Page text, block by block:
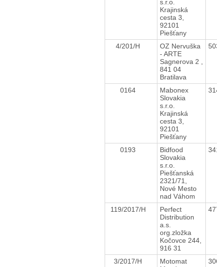
s.r.o.
Krajinská
cesta 3,
92101
Piešťany
4/201/H
OZ Nervuška
- ARTE
Sagnerova 2 ,
841 04
Bratilava
0164
Mabonex
Slovakia
s.r.o.
Krajinská
cesta 3,
92101
Piešťany
0193
Bidfood
Slovakia
s.r.o.
Piešťanská
2321/71,
Nové Mesto
nad Váhom
119/2017/H
Perfect
Distribution
a.s.
org.zložka
Kočovce 244,
916 31
3/2017/H
Motomat